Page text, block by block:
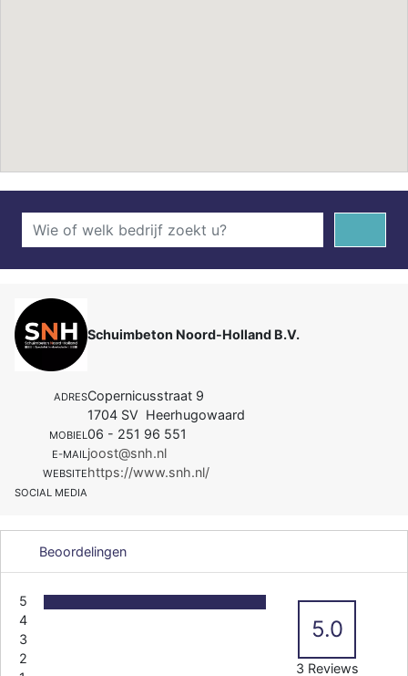
Schuimbeton Noord-Holland B.V.
ADRESCopernicusstraat 9
1704 SV Heerhugowaard
MOBIEL06 - 251 96 551
E-MAILjoost@snh.nl
WEBSITEhttps://www.snh.nl/
SOCIAL MEDIA
Beoordelingen
5
4
3
2
5.0
3 Reviews